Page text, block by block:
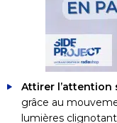
Attirer l’attention
grâce au
lumières